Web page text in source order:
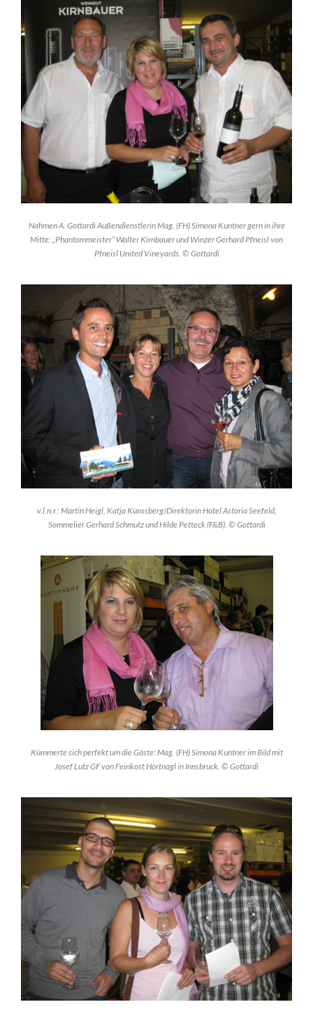
Nahmen A. Gottardi Außendienstlerin Mag. (FH) Simona Kuntner gern in ihre
Mitte: „Phantommeister“ Walter Kirnbauer und Winzer Gerhard Pfneisl von
Pfneisl United Vineyards. © Gottardi
v.l.n.r.: Martin Heigl, Katja Künssberg/Direktorin Hotel Astoria Seefeld,
Sommelier Gerhard Schmutz und Hilde Petteck (F&B). © Gottardi
Kümmerte sich perfekt um die Gäste: Mag. (FH) Simona Kuntner im Bild mit
Josef Lutz GF von Feinkost Hörtnagl in Innsbruck. © Gottardi